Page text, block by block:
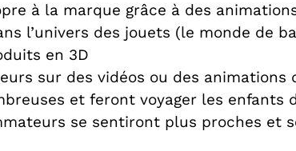
à la marque grâce à des
l’univers des jouets (le monde de
en 3D
sur des vidéos ou des animations
et feront voyager les
se sentiront plus proches et